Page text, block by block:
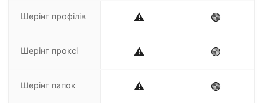
Шерінг профілів ⚠️ 🟢
Шерінг проксі ⚠️ 🟢
Шерінг папок ⚠️ 🟢